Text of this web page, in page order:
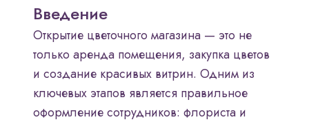
Введение
Открытие цветочного магазина — это не
только аренда помещения, закупка цветов
и создание красивых витрин. Одним из
ключевых этапов является правильное
оформление сотрудников: флориста и